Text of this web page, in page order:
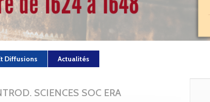
Diffusions Actualités
SCIENCES SOC ERA